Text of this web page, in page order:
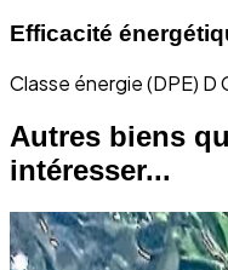
Efficacité
Classe énergie (DPE) D
Autres biens
intéresser...